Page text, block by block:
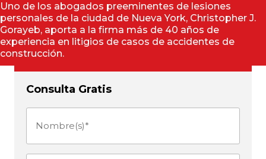
Uno de los abogados preeminentes de lesiones
personales de la ciudad de Nueva York, Christopher J.
Gorayeb, aporta a la firma más de 40 años de
experiencia en litigios de casos de accidentes de
construcción.
Consulta Gratis
Nombre(s)